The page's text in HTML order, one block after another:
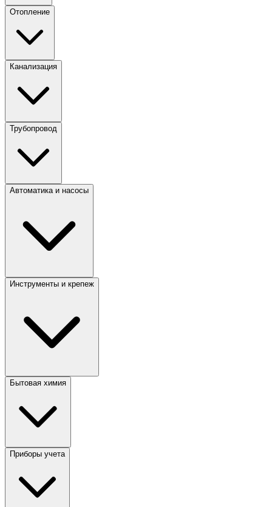
Отопление
Канализация
Трубопровод
Автоматика и насосы
Инструменты и крепеж
Бытовая химия
Приборы учета